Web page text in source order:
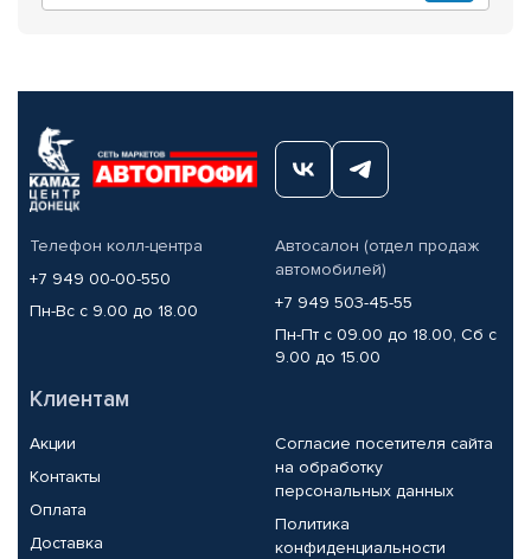
Телефон колл-центра
+7 949 00-00-550
Пн-Вс с 9.00 до 18.00
Автосалон (отдел продаж
автомобилей)
+7 949 503-45-55
Пн-Пт с 09.00 до 18.00, Сб с
9.00 до 15.00
Клиентам
Акции
Контакты
Оплата
Доставка
Согласие посетителя сайта
на обработку
персональных данных
Политика
конфиденциальности